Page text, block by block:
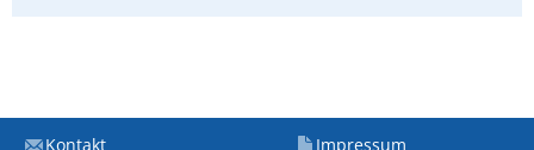
Kontakt Impressum